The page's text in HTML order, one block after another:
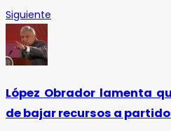
Siguiente
López Obrador lamenta
de bajar recursos a